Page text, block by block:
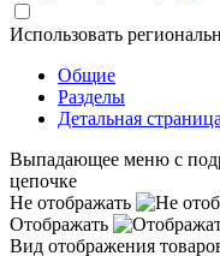
Использовать
Общие
Разделы
Детальная страница
Выпадающее меню с
цепочке
Не отображать
Отображать
Вид отображения